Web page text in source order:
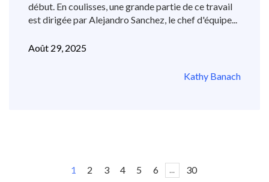
début. En coulisses, une grande partie de ce travail
est dirigée par Alejandro Sanchez, le chef d'équipe...
Août 29, 2025
Kathy Banach
1 2 3 4 5 6 ... 30